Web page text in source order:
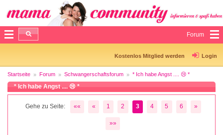
Forum
Kostenlos Mitglied werden Login
Startseite Forum Schwangerschaftsforum * Ich habe Angst .... 😢 *
* Ich habe Angst .... 😢 *
Gehe zu Seite: «« « 1 2 3 4 5 6 »
»»